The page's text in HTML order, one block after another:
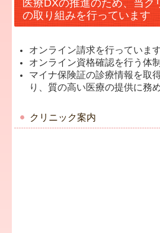
クリニック案内
医療DXの推進のため、当ク
の取り組みを行っています
オンライン請求を行っています
オンライン資格確認を行う体
マイナ保険証の診療情報を取
り、質の高い医療の提供に務